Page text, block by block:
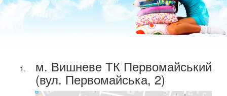
м. Вишневе ТК Первомайський
(вул. Первомайська, 2)